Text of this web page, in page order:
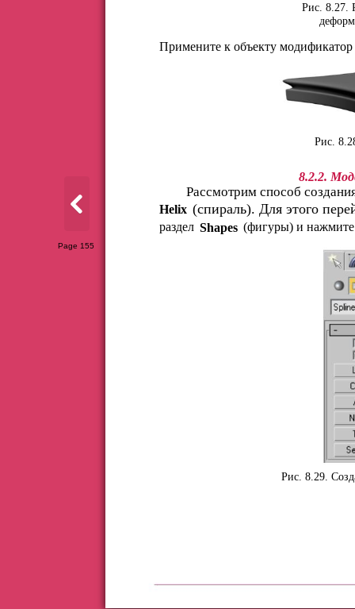
Рис. 8.27.
Примените к объекту модификатор
Рис.
8.2.2.
Рассмотрим способ
Helix (спираль). Для этого
раздел Shapes (фигуры) и
Рис. 8.29.
Page 155